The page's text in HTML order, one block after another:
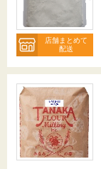
店舗まとめて
配送